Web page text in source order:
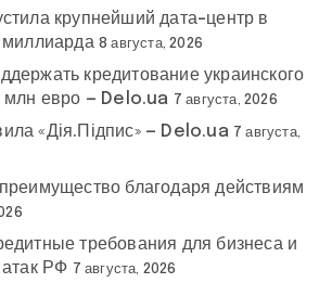
крупнейший дата-центр в
8 августа, 2026
кредитование украинского
млн евро — Delo.ua 7 августа, 2026
«Дія.Підпис» — Delo.ua 7 августа,
благодаря действиям
требования для бизнеса и
РФ 7 августа, 2026